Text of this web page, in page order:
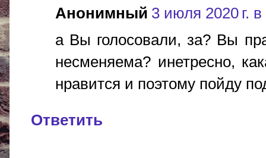
Анонимный 3 июля 2020 г.
а Вы голосовали, за? Вы
несменяема? инетресно,
нравится и поэтому пойду
Ответить